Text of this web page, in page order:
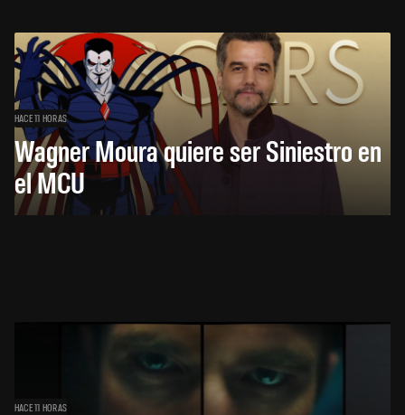
HACE 11 HORAS
Wagner Moura quiere ser Siniestro en
el MCU
HACE 11 HORAS